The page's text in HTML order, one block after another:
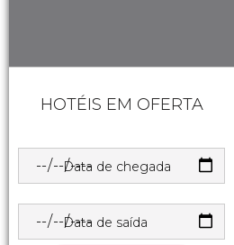
HOTÉIS EM OFERTA
Data de chegada
Data de saída